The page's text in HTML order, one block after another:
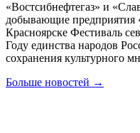
«Востсибнефтегаз» и
добывающие предприятия
Красноярске Фестиваль
Году единства народов
сохранения культурного
Больше новостей →